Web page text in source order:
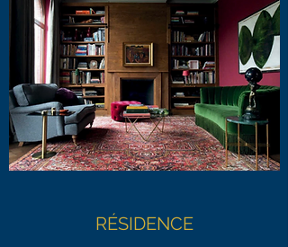
RÉSIDENCE